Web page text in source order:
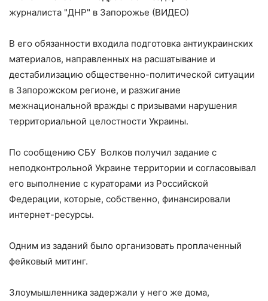
В его обязанности входила подготовка антиукраинских
материалов, направленных на расшатывание и
дестабилизацию общественно-политической ситуации
в Запорожском регионе, и разжигание
межнациональной вражды с призывами нарушения
территориальной целостности Украины.
По сообщению СБУ Волков получил задание с
неподконтрольной Украине территории и согласовывал
его выполнение с кураторами из Российской
Федерации, которые, собственно, финансировали
интернет-ресурсы.
Одним из заданий было организовать проплаченный
фейковый митинг.
Злоумышленника задержали у него же дома,